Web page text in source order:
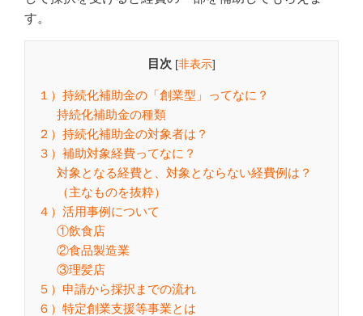
す。
目次 [非表示]
１）持続化補助金の「創業型」ってなに？
持続化補助金の種類
２）持続化補助金の対象者は？
３）補助対象経費ってなに？
対象となる経費と、対象とならない経費例は？
（主なものを抜粋）
４）活用事例について
①飲食店
②食品製造業
③理髪店
５）申請から採択までの流れ
６）特定創業支援等事業とは